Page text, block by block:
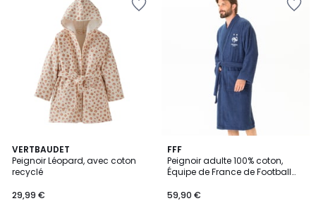
VERTBAUDET
Peignoir Léopard, avec coton
recyclé
29,99 €
FFF
Peignoir adulte 100% coton,
Équipe de France de Football
59,90 €
5
/
5